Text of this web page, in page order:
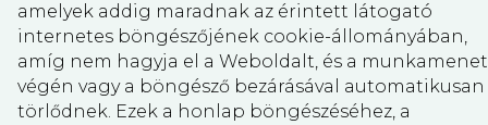
amelyek addig maradnak az érintett látogató
internetes böngészőjének cookie-állományában,
amíg nem hagyja el a Weboldalt, és a munkamenet
végén vagy a böngésző bezárásával automatikusan
törlődnek. Ezek a honlap böngészéséhez, a